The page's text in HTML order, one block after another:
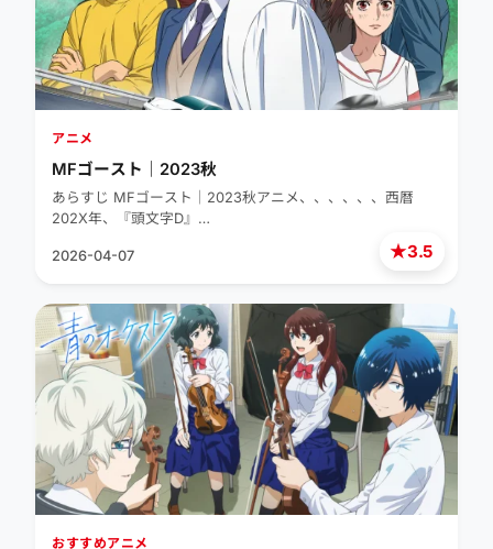
★3.5
アニメ
MFゴースト｜2023秋
あらすじ MFゴースト｜2023秋アニメ、、、、、、西暦
202X年、『頭文字D』…
2026-04-07
おすすめアニメ